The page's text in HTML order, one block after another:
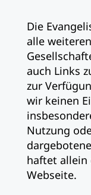
Die
alle
auch Links
zur
wir keinen
Nutzung
haftet allein
Webseite.